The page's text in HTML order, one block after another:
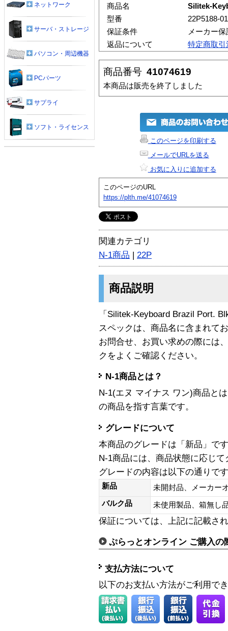
商品名
Silitek-
型番
22P5188-01
保証条件
メーカー保
返品について
特定商取
商品番号 41074619
本商品は販売を終了しました
このページを印刷する
メールでURLを送る
お気に入りに追加する
このページのURL
https://plth.me/41074619
関連カテゴリ
N-1商品 | 22P
商品説明
「Silitek-Keyboard Brazil Port.
スペックは、商品名に含まれて
お問合せ、お買い求めの際には
クをよくご確認ください。
N-1商品とは？
N-1(エヌ マイナス ワン)商品と
の商品を指す言葉です。
グレードについて
本商品のグレードは「新品」です
N-1商品には、商品状態に応じ
グレードの内容は以下の通りで
新品
未開封品、メーカー
バルク品
未使用製品、箱無
保証については、上記に記載さ
ぷらっとオンライン ご購入の
支払方法について
以下のお支払い方法がご利用で
ネットワーク
サーバ・ストレージ
パソコン・周辺機器
PCパーツ
サプライ
ソフト・ライセンス